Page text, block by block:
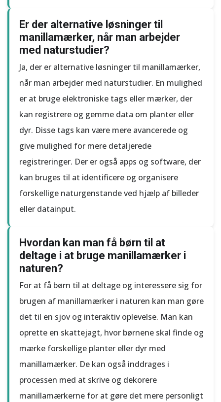
Er der alternative løsninger til
manillamærker, når man arbejder
med naturstudier?
Ja, der er alternative løsninger til manillamærker,
når man arbejder med naturstudier. En mulighed
er at bruge elektroniske tags eller mærker, der
kan registrere og gemme data om planter eller
dyr. Disse tags kan være mere avancerede og
give mulighed for mere detaljerede
registreringer. Der er også apps og software, der
kan bruges til at identificere og organisere
forskellige naturgenstande ved hjælp af billeder
eller datainput.
Hvordan kan man få børn til at
deltage i at bruge manillamærker i
naturen?
For at få børn til at deltage og interessere sig for
brugen af manillamærker i naturen kan man gøre
det til en sjov og interaktiv oplevelse. Man kan
oprette en skattejagt, hvor børnene skal finde og
mærke forskellige planter eller dyr med
manillamærker. De kan også inddrages i
processen med at skrive og dekorere
manillamærkerne for at gøre det mere personligt